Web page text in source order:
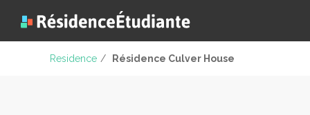
Residence / Résidence Culver House